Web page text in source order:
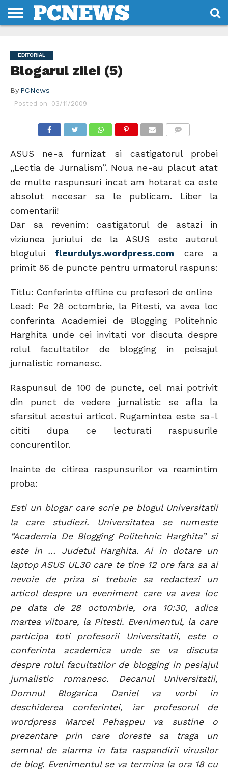
NOI
SI
CONDITII
EDITORIAL
Blogarul zilei (5)
By PCNews
Posted on 03/11/2009
ASUS ne-a furnizat si castigatorul probei
„Lectia de Jurnalism”. Noua ne-au placut atat
de multe raspunsuri incat am hotarat ca este
absolut necesar sa le publicam. Liber la
comentarii!
Dar sa revenim: castigatorul de astazi in
viziunea juriului de la ASUS este autorul
bloguluifleurdulys.wordpress.com care a
primit 86 de puncte pentru urmatorul raspuns:
Titlu: Conferinte offline cu profesori de online
Lead: Pe 28 octombrie, la Pitesti, va avea loc
conferinta Academiei de Blogging Politehnic
Harghita unde cei invitati vor discuta despre
rolul facultatilor de blogging in peisajul
jurnalistic romanesc.
Raspunsul de 100 de puncte, cel mai potrivit
din punct de vedere jurnalistic se afla la
sfarsitul acestui articol. Rugamintea este sa-l
cititi dupa ce lecturati raspusurile
concurentilor.
Inainte de citirea raspunsurilor va reamintim
proba:
Esti un blogar care scrie pe blogul Universitatii
la care studiezi. Universitatea se numeste
“Academia De Blogging Politehnic Harghita” si
este in … Judetul Harghita. Ai in dotare un
laptop ASUS UL30 care te tine 12 ore fara sa ai
nevoie de priza si trebuie sa redactezi un
articol despre un eveniment care va avea loc
pe data de 28 octombrie, ora 10:30, adica
martea viitoare, la Pitesti. Evenimentul, la care
participa toti profesorii Universitatii, este o
conferinta academica unde se va discuta
despre rolul facultatilor de blogging in pesiajul
jurnalistic romanesc. Decanul Universitatii,
Domnul Blogarica Daniel va vorbi in
deschiderea conferintei, iar profesorul de
wordpress Marcel Pehaşpeu va sustine o
prezentare prin care doreste sa traga un
semnal de alarma in fata raspandirii virusilor
de blog. Evenimentul se va termina la ora 18 cu